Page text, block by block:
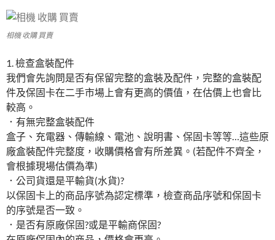
相機 收購 買賣
1. 檢查盒裝配件
我們會先詢問是否有保留完整的盒裝及配件，完整的盒裝配
件及保固卡在二手市場上會有更高的價值，在估價上也會比
較高。
．有無完整盒裝配件
盒子、充電器、傳輸線、電池、說明書、保固卡等等…這些原
廠盒裝配件完整度，收購價格會有所差異。(若配件不齊全，
會根據現場估價為準)
．公司貨還是平輸貨(水貨)?
以保固卡上的商品序號為認定標準，檢查商品序號和保固卡
的序號是否一致。
．是否有原廠保固?或是平輸商保固?